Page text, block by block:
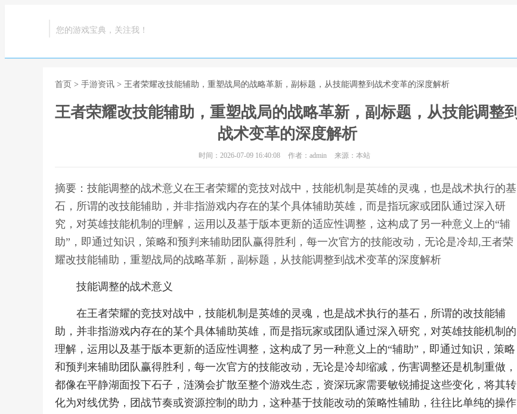
您的游戏宝典，关注我！
首页 > 手游资讯 > 王者荣耀改技能辅助，重塑战局的战略革新，副标题，从技能调整到战术变革的深度解析
王者荣耀改技能辅助，重塑战局的战略革新，副标题，从技能调整到
战术变革的深度解析
时间：2026-07-09 16:40:08 作者：admin 来源：本站
摘要：技能调整的战术意义在王者荣耀的竞技对战中，技能机制是英雄的灵魂，也是战术执行的基
石，所谓的改技能辅助，并非指游戏内存在的某个具体辅助英雄，而是指玩家或团队通过深入研
究，对英雄技能机制的理解，运用以及基于版本更新的适应性调整，这构成了另一种意义上的“辅
助”，即通过知识，策略和预判来辅助团队赢得胜利，每一次官方的技能改动，无论是冷却,王者荣
耀改技能辅助，重塑战局的战略革新，副标题，从技能调整到战术变革的深度解析
技能调整的战术意义
在王者荣耀的竞技对战中，技能机制是英雄的灵魂，也是战术执行的基石，所谓的改技能辅
助，并非指游戏内存在的某个具体辅助英雄，而是指玩家或团队通过深入研究，对英雄技能机制的
理解，运用以及基于版本更新的适应性调整，这构成了另一种意义上的“辅助”，即通过知识，策略
和预判来辅助团队赢得胜利，每一次官方的技能改动，无论是冷却缩减，伤害调整还是机制重做，
都像在平静湖面投下石子，涟漪会扩散至整个游戏生态，资深玩家需要敏锐捕捉这些变化，将其转
化为对线优势，团战节奏或资源控制的助力，这种基于技能改动的策略性辅助，往往比单纯的操作